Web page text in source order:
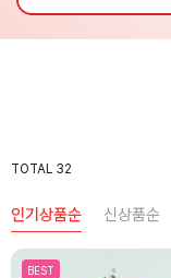
TOTAL 32
인기상품순 신상품순
BEST